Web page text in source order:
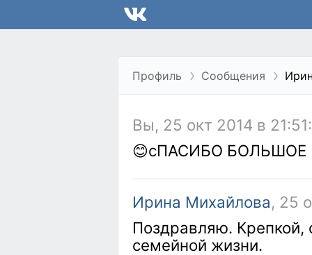
Профиль Сообщения
Вы, 25 окт 2014 в
😊сПАСИБО БОЛЬШОЕ
Ирина Михайлова, 25
Поздравляю.
семейной жизни.